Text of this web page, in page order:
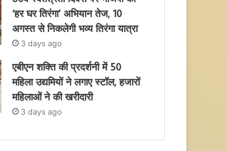
‘हर घर तिरंगा’ अभियान तेज, 10
अगस्त से निकलेगी भव्य तिरंगा यात्रा
3 days ago
एबीएन शक्ति की प्रदर्शनी में 50
महिला उद्यमियों ने लगाए स्टॉल, हजारों
महिलाओं ने की खरीदारी
3 days ago